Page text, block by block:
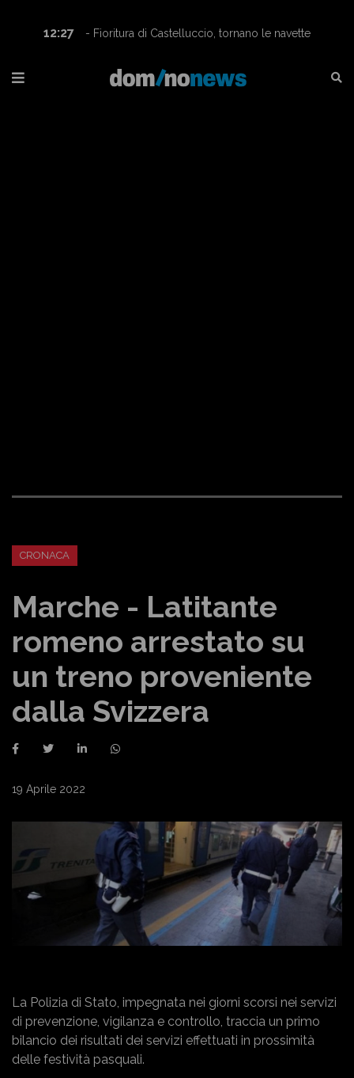
12:27
- Fioritura di Castelluccio, tornano le navette
CRONACA
Marche - Latitante
romeno arrestato su
un treno proveniente
dalla Svizzera
19 Aprile 2022
La Polizia di Stato, impegnata nei giorni scorsi nei servizi
di prevenzione, vigilanza e controllo, traccia un primo
bilancio dei risultati dei servizi effettuati in prossimità
delle festività pasquali.